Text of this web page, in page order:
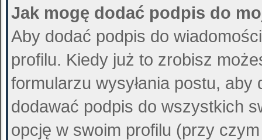
Jak mogę dodać podpis do
Aby dodać podpis do
profilu. Kiedy już to zrobisz
formularzu wysyłania postu,
dodawać podpis do wszystkich
opcję w swoim profilu (przy